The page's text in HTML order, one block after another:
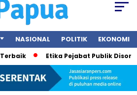
NASIONAL POLITIK EKONOMI
Etika Pejabat Publik